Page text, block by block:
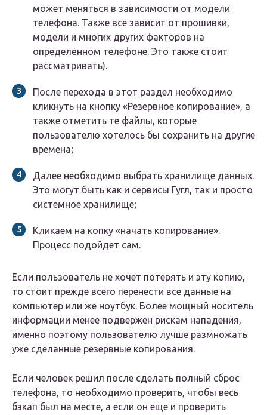
может меняться в зависимости от модели
телефона. Также все зависит от прошивки,
модели и многих других факторов на
определённом телефоне. Это также стоит
рассматривать).
После перехода в этот раздел необходимо
кликнуть на кнопку «Резервное копирование», а
также отметить те файлы, которые
пользователю хотелось бы сохранить на другие
времена;
Далее необходимо выбрать хранилище данных.
Это могут быть как и сервисы Гугл, так и просто
системное хранилище;
Кликаем на копку «начать копирование».
Процесс подойдет сам.
Если пользователь не хочет потерять и эту копию,
то стоит прежде всего перенести все данные на
компьютер или же ноутбук. Более мощный носитель
информации менее подвержен рискам нападения,
именно поэтому пользователю лучше размножать
уже сделанные резервные копирования.
Если человек решил после сделать полный сброс
телефона, то необходимо проверить, чтобы весь
бэкап был на месте, а если он еще и проверить